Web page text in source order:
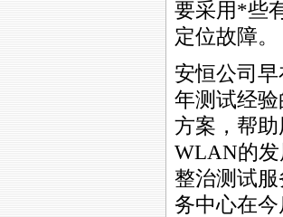
要采用 *些
定位故障。
安恒公司
年测试经
方案，帮
WLAN的
整治测试
务中心在